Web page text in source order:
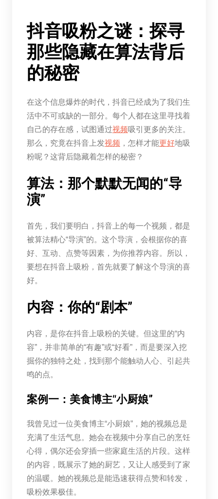
抖音吸粉之谜：探寻
那些隐藏在算法背后
的秘密
在这个信息爆炸的时代，抖音已经成为了我们生
活中不可或缺的一部分。每个人都在这里寻找着
自己的存在感，试图通过视频吸引更多的关注。
那么，究竟在抖音上发视频 ，怎样才能更好地吸
粉呢？这背后隐藏着怎样的秘密？
算法：那个默默无闻的“导
演”
首先，我们要明白，抖音上的每一个视频，都是
被算法精心“导演”的。这个导演，会根据你的喜
好、互动、点赞等因素，为你推荐内容。所以，
要想在抖音上吸粉，首先就要了解这个导演的喜
好。
内容：你的“剧本”
内容，是你在抖音上吸粉的关键。但这里的“内
容”，并非简单的“有趣”或“好看”，而是要深入挖
掘你的独特之处，找到那个能触动人心、引起共
鸣的点。
案例一：美食博主“小厨娘”
我曾见过一位美食博主“小厨娘”，她的视频总是
充满了生活气息。她会在视频中分享自己的烹饪
心得，偶尔还会穿插一些家庭生活的片段。这样
的内容，既展示了她的厨艺，又让人感受到了家
的温暖。她的视频总是能迅速获得点赞和转发，
吸粉效果极佳。